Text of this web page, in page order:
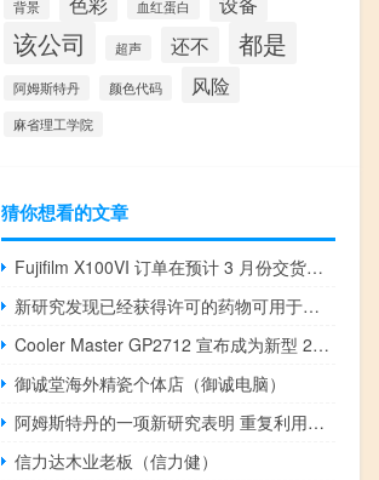
背景 血红蛋白
该公司 超声 还不 都是
阿姆斯特丹 颜色代码 风险
麻省理工学院
猜你想看的文章
Fujifilm X100VI 订单在预计 3 月份交货日期之前到达客户手中
新研究发现已经获得许可的药物可用于治疗继发性脑癌
Cooler Master GP2712 宣布成为新型 240 Hz 游戏显示器
御诚堂海外精瓷个体店（御诚电脑）
阿姆斯特丹的一项新研究表明 重复利用建筑材料的最佳系统包括本地存储
信力达木业老板（信力健）